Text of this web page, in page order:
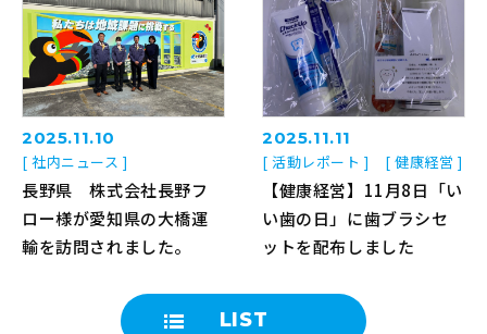
2025.11.10
[ 社内ニュース ]
長野県 株式会社長野フ
ロー様が愛知県の大橋運
輸を訪問されました。
LIST
2025.11.11
[ 活動レポート ]
[ 健康経営 ]
【健康経営】11月8日「い
い歯の日」に歯ブラシセ
ットを配布しました